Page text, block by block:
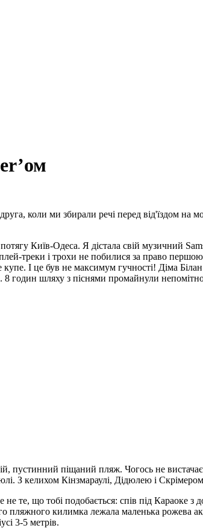
коли ми збирали речі перед від'їздом на
Київ-Одеса. Я дістала свій музичний
треки і трохи не побилися за право
купе. І це був не максимум гучності! Діма
8 годин шляху з піснями промайнули
пустинний піщаний пляж. Чогось не
З келихом Кінзмараулі, Дідюлею і
те, що тобі подобається: спів під Караоке
килимка лежала маленька рожева
3-5 метрів.